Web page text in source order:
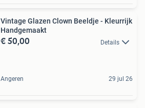
Vintage Glazen Clown Beeldje - Kleurrijk
Handgemaakt
€ 50,00 Details
Angeren 29 jul 26